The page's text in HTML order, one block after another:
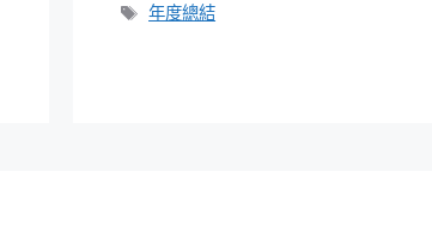
類
標
年度總結